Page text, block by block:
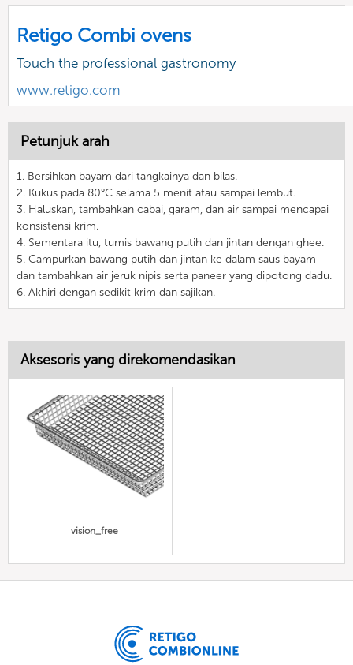
Retigo Combi ovens
Touch the professional gastronomy
www.retigo.com
Petunjuk arah
1. Bersihkan bayam dari tangkainya dan bilas.
2. Kukus pada 80°C selama 5 menit atau sampai lembut.
3. Haluskan, tambahkan cabai, garam, dan air sampai mencapai
konsistensi krim.
4. Sementara itu, tumis bawang putih dan jintan dengan ghee.
5. Campurkan bawang putih dan jintan ke dalam saus bayam
dan tambahkan air jeruk nipis serta paneer yang dipotong dadu.
6. Akhiri dengan sedikit krim dan sajikan.
Aksesoris yang direkomendasikan
vision_free